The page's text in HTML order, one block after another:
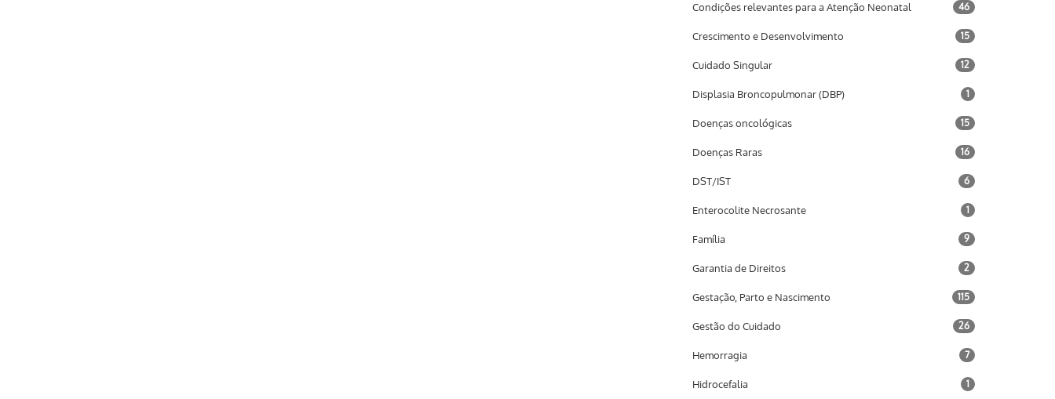
Condições relevantes para a Atenção Neonatal 46
Crescimento e Desenvolvimento 15
Cuidado Singular 12
Displasia Broncopulmonar (DBP) 1
Doenças oncológicas 15
Doenças Raras 16
DST/IST 6
Enterocolite Necrosante 1
Família 9
Garantia de Direitos 2
Gestação, Parto e Nascimento 115
Gestão do Cuidado 26
Hemorragia 7
Hidrocefalia 1